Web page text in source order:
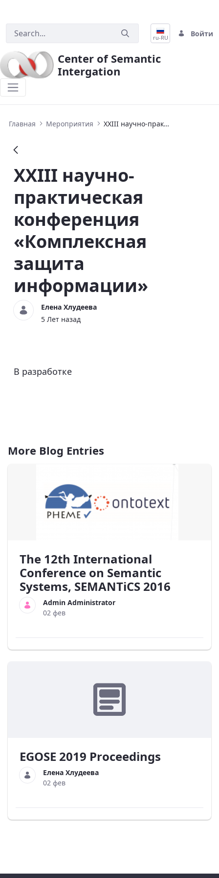
ru-RU Войти
Center of Semantic
Intergation
Главная Мероприятия XXIII научно-практическая конференция «Комплексная защита информации»
XXIII научно-
практическая
конференция
«Комплексная
защита
информации»
Елена Хлудеева
5 Лет назад
В разработке
More Blog Entries
The 12th International
Conference on Semantic
Systems, SEMANTiCS 2016
Admin Administrator
02 фев
EGOSE 2019 Proceedings
Елена Хлудеева
02 фев